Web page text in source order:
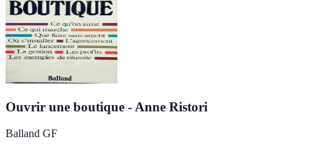
Ouvrir une boutique - Anne Ristori
Balland GF